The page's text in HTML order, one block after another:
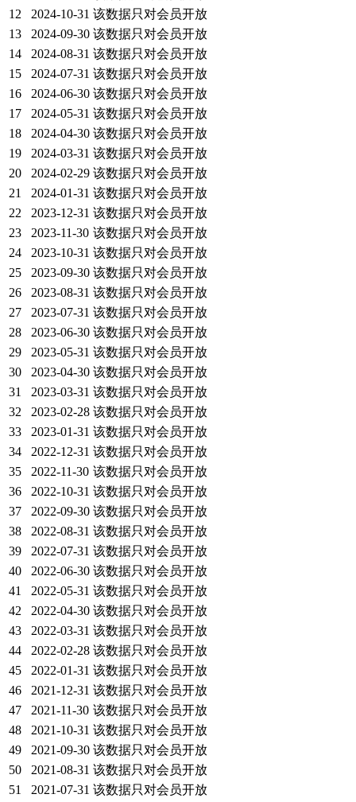
12
2024-10-31 该数据只对会员开放
13
2024-09-30 该数据只对会员开放
14
2024-08-31 该数据只对会员开放
15
2024-07-31 该数据只对会员开放
16
2024-06-30 该数据只对会员开放
17
2024-05-31 该数据只对会员开放
18
2024-04-30 该数据只对会员开放
19
2024-03-31 该数据只对会员开放
20
2024-02-29 该数据只对会员开放
21
2024-01-31 该数据只对会员开放
22
2023-12-31 该数据只对会员开放
23
2023-11-30 该数据只对会员开放
24
2023-10-31 该数据只对会员开放
25
2023-09-30 该数据只对会员开放
26
2023-08-31 该数据只对会员开放
27
2023-07-31 该数据只对会员开放
28
2023-06-30 该数据只对会员开放
29
2023-05-31 该数据只对会员开放
30
2023-04-30 该数据只对会员开放
31
2023-03-31 该数据只对会员开放
32
2023-02-28 该数据只对会员开放
33
2023-01-31 该数据只对会员开放
34
2022-12-31 该数据只对会员开放
35
2022-11-30 该数据只对会员开放
36
2022-10-31 该数据只对会员开放
37
2022-09-30 该数据只对会员开放
38
2022-08-31 该数据只对会员开放
39
2022-07-31 该数据只对会员开放
40
2022-06-30 该数据只对会员开放
41
2022-05-31 该数据只对会员开放
42
2022-04-30 该数据只对会员开放
43
2022-03-31 该数据只对会员开放
44
2022-02-28 该数据只对会员开放
45
2022-01-31 该数据只对会员开放
46
2021-12-31 该数据只对会员开放
47
2021-11-30 该数据只对会员开放
48
2021-10-31 该数据只对会员开放
49
2021-09-30 该数据只对会员开放
50
2021-08-31 该数据只对会员开放
51
2021-07-31 该数据只对会员开放